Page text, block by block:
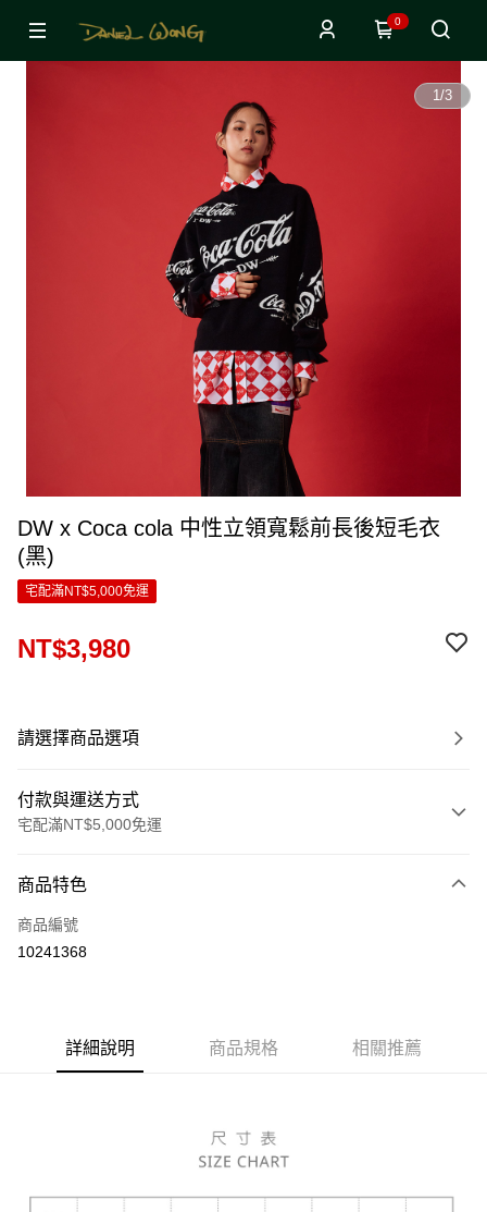
0
1/3
DW x Coca cola 中性立領寬鬆前長後短毛衣
(黑)
宅配滿NT$5,000免運
NT$3,980
請選擇商品選項
付款與運送方式
宅配滿NT$5,000免運
信用卡一次付款
LINE Pay
運送方式
每筆NT$80，滿NT$5,000(含以上)免運費
每筆NT$120，滿NT$5,000(含以上)免運費
商品特色
商品編號
10241368
詳細說明 商品規格 相關推薦